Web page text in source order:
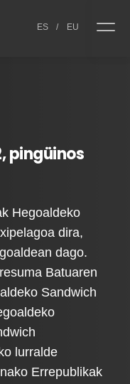
ES / EU
pingüinos
Hegoaldeko
dira,
dago.
Batuaren
Sandwich
lurralde
Errepublikak